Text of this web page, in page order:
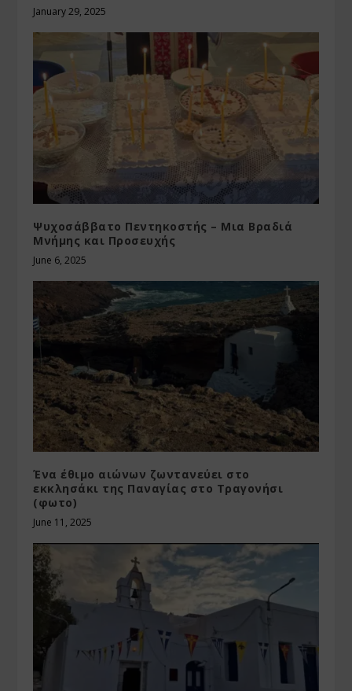
January 29, 2025
Ψυχοσάββατο Πεντηκοστής – Μια Βραδιά
Μνήμης και Προσευχής
June 6, 2025
Ένα έθιμο αιώνων ζωντανεύει στο
εκκλησάκι της Παναγίας στο Τραγονήσι
(φωτο)
June 11, 2025